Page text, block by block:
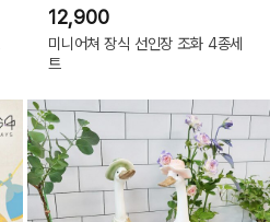
12,900
미니어쳐 장식 선인장 조화 4종세
트